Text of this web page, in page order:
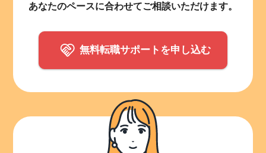
あなたのペースに合わせてご相談いただけます。
無料転職サポートを申し込む